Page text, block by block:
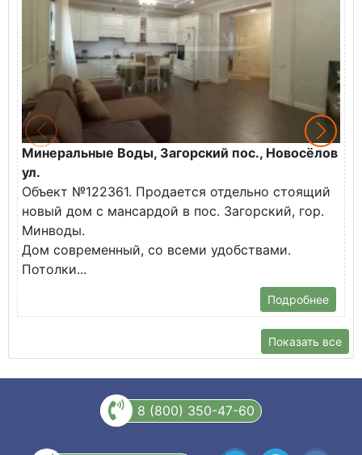
Минеральные Воды, Загорский пос., Новосёлов
ул.
Объект №122361. Продается отдельно стоящий
новый дом с мансардой в пос. Загорский, гор.
Минводы.
Дом современный, со всеми удобствами.
Потолки...
Подробнее
Показать все
8 (800) 350-47-60